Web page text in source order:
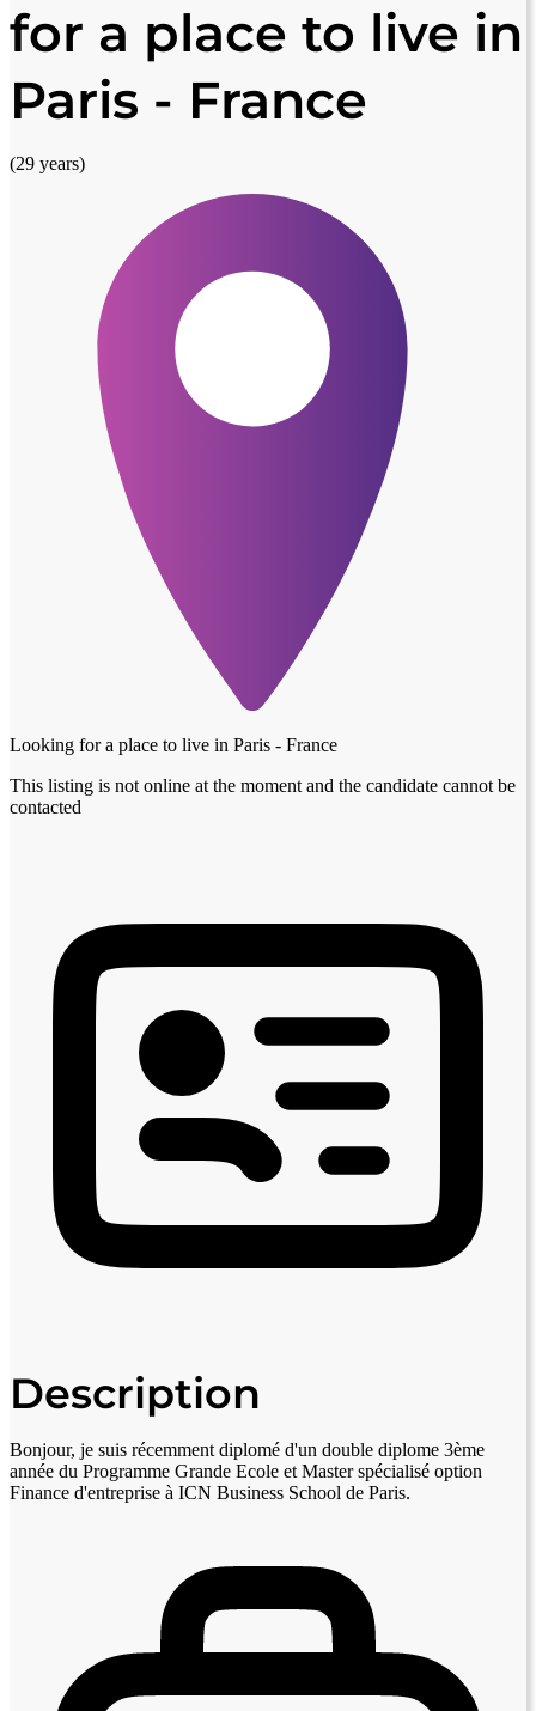
for a place to live in
Paris - France
(29 years)
Looking for a place to live in Paris - France
This listing is not online at the moment and the candidate cannot be
contacted
Description
Bonjour, je suis récemment diplomé d'un double diplome 3ème
année du Programme Grande Ecole et Master spécialisé option
Finance d'entreprise à ICN Business School de Paris.